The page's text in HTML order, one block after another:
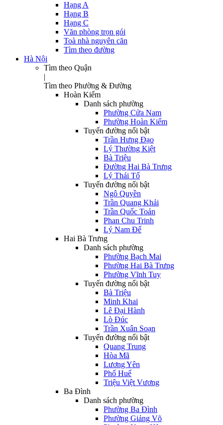
Hạng A
Hạng B
Hạng C
Văn phòng trọn gói
Toà nhà nguyên căn
Tìm theo đường
Hà Nội
Tìm theo Quận
|
Tìm theo Phường & Đường
Hoàn Kiếm
Danh sách phường
Phường Cửa Nam
Phường Hoàn Kiếm
Tuyến đường nổi bật
Trần Hưng Đạo
Lý Thường Kiệt
Bà Triệu
Đường Hai Bà Trưng
Lý Thái Tổ
Tuyến đường nổi bật
Ngô Quyền
Trần Quang Khải
Trần Quốc Toản
Phan Chu Trinh
Lý Nam Đế
Hai Bà Trưng
Danh sách phường
Phường Bạch Mai
Phường Hai Bà Trưng
Phường Vĩnh Tuy
Tuyến đường nổi bật
Bà Triệu
Minh Khai
Lê Đại Hành
Lò Đúc
Trần Xuân Soạn
Tuyến đường nổi bật
Quang Trung
Hòa Mã
Lương Yên
Phố Huế
Triệu Việt Vương
Ba Đình
Danh sách phường
Phường Ba Đình
Phường Giảng Võ